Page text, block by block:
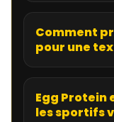
Comment
pour une
Egg
les sportifs